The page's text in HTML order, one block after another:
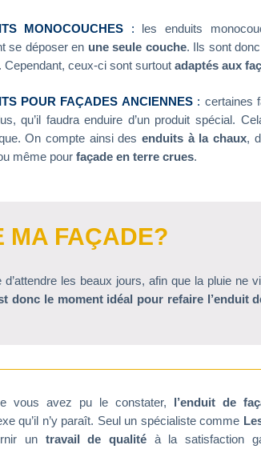
MONOCOUCHES : les enduits
se déposer en une seule couche. Ils sont
ceux-ci sont surtout adaptés aux
POUR FAÇADES ANCIENNES: certaines
qu’il faudra enduire d’un produit spécial.
On compte ainsi des enduits à la chaux,
même pourfaçade en terre crues.
MA FAÇADE?
les beaux jours, afin que la pluie ne
donc le moment idéal pour refaire l’enduit
vous avez pu le constater, l’enduit de
qu’il n’y paraît. Seul un spécialiste comme
un travail de qualité à la satisfaction